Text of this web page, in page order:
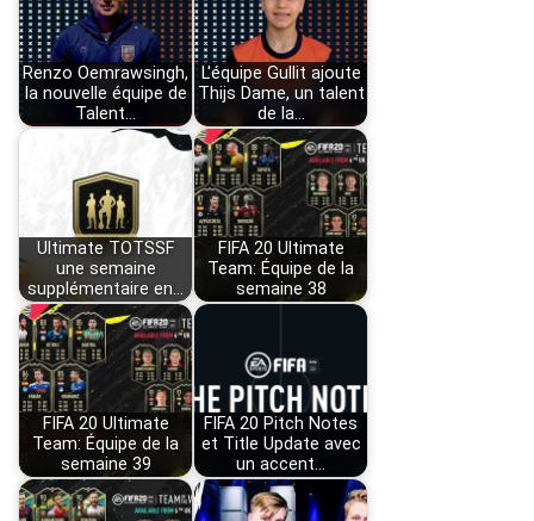
Renzo Oemrawsingh,
la nouvelle équipe de
Talent…
L'équipe Gullit ajoute
Thijs Dame, un talent
de la…
Ultimate TOTSSF
une semaine
supplémentaire en…
FIFA 20 Ultimate
Team: Équipe de la
semaine 38
FIFA 20 Ultimate
Team: Équipe de la
semaine 39
FIFA 20 Pitch Notes
et Title Update avec
un accent…